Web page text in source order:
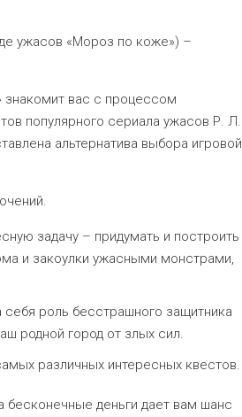
ужасов «Мороз по коже») –
вас с процессом
популярного сериала ужасов Р. Л.
альтернатива выбора игровой
задачу – придумать и построить
и закоулки ужасными монстрами,
роль бесстрашного защитника
родной город от злых сил.
различных интересных квестов.
бесконечные деньги дает вам шанс